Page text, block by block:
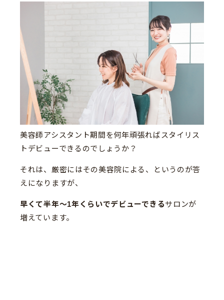
美容師アシスタント期間を何年頑張ればスタイリス
トデビューできるのでしょうか？
それは、厳密にはその美容院による、というのが答
えになりますが、
早くて半年〜1年くらいでデビューできるサロンが
増えています。